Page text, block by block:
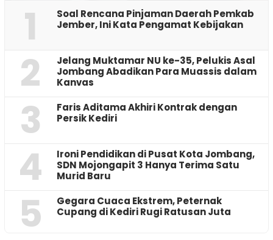
1
‎Soal Rencana Pinjaman Daerah Pemkab
Jember, Ini Kata Pengamat Kebijakan ‎
2
Jelang Muktamar NU ke-35, Pelukis Asal
Jombang Abadikan Para Muassis dalam
Kanvas
3
Faris Aditama Akhiri Kontrak dengan
Persik Kediri
4
Ironi Pendidikan di Pusat Kota Jombang,
SDN Mojongapit 3 Hanya Terima Satu
Murid Baru
5
‎Gegara Cuaca Ekstrem, Peternak
Cupang di Kediri Rugi Ratusan Juta